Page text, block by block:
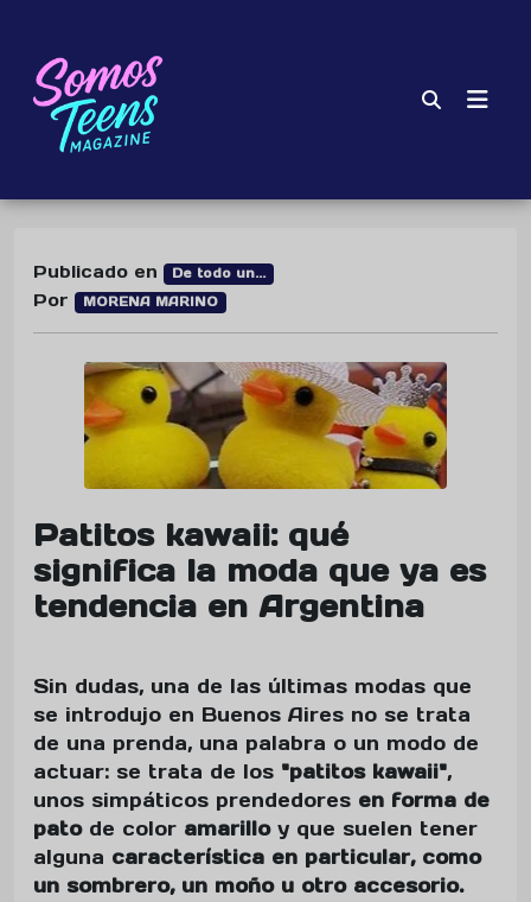
Publicado en De todo un...
Por MORENA MARINO
Patitos kawaii: qué
significa la moda que ya es
tendencia en Argentina
Sin dudas, una de las últimas modas que
se introdujo en Buenos Aires no se trata
de una prenda, una palabra o un modo de
actuar: se trata de los "patitos kawaii",
unos simpáticos prendedores en forma de
pato de color amarillo y que suelen tener
alguna característica en particular, como
un sombrero, un moño u otro accesorio.